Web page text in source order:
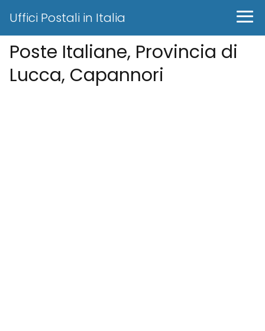
Uffici Postali in Italia
Poste Italiane, Provincia di
Lucca, Capannori